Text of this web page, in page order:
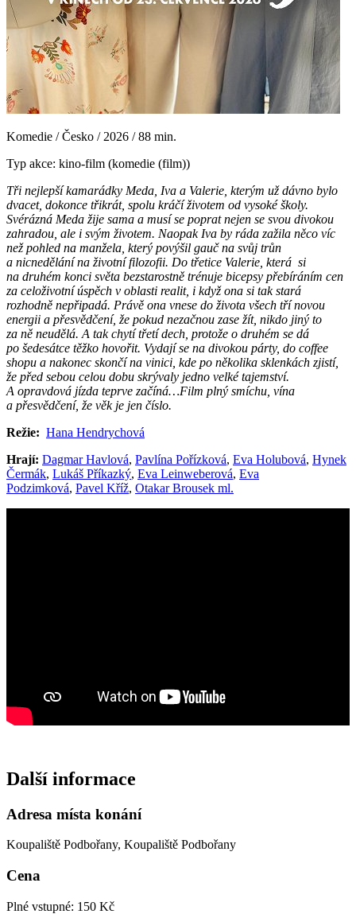
Komedie / Česko / 2026 / 88 min.
Typ akce: kino-film (komedie (film))
Tři nejlepší kamarádky Meda, Iva a Valerie, kterým už dávno bylo
dvacet, dokonce třikrát, spolu kráčí životem od vysoké školy.
Svérázná Meda žije sama a musí se poprat nejen se svou divokou
zahradou, ale i svým životem. Naopak Iva by ráda zažila něco víc
než pohled na manžela, který povýšil gauč na svůj trůn
a nicnedělání na životní filozofii. Do třetice Valerie, která si
na druhém konci světa bezstarostně trénuje bicepsy přebíráním cen
za celoživotní úspěch v oblasti realit, i když ona si tak stará
rozhodně nepřipadá. Právě ona vnese do života všech tří novou
energii a přesvědčení, že pokud nezačnou zase žít, nikdo jiný to
za ně neudělá. A tak chytí třetí dech, protože o druhém se dá
po šedesátce těžko hovořit. Vydají se na divokou párty, do coffee
shopu a nakonec skončí na vinici, kde po několika sklenkách zjistí,
že před sebou celou dobu skrývaly jedno velké tajemství.
A opravdová jízda teprve začíná…Film plný smíchu, vína
a přesvědčení, že věk je jen číslo.
Režie: Hana Hendrychová
Hrají: Dagmar Havlová, Pavlína Pořízková, Eva Holubová, Hynek
Čermák, Lukáš Příkazký, Eva Leinweberová, Eva
Podzimková, Pavel Kříž, Otakar Brousek ml.
Další informace
Adresa místa konání
Koupaliště Podbořany, Koupaliště Podbořany
Cena
Plné vstupné: 150 Kč